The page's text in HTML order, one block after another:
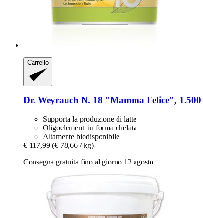
Carrello
Dr. Weyrauch N. 18 "Mamma Felice", 1.500
Supporta la produzione di latte
Oligoelementi in forma chelata
Altamente biodisponibile
€ 117,99 (€ 78,66 / kg)
Consegna gratuita fino al giorno 12 agosto